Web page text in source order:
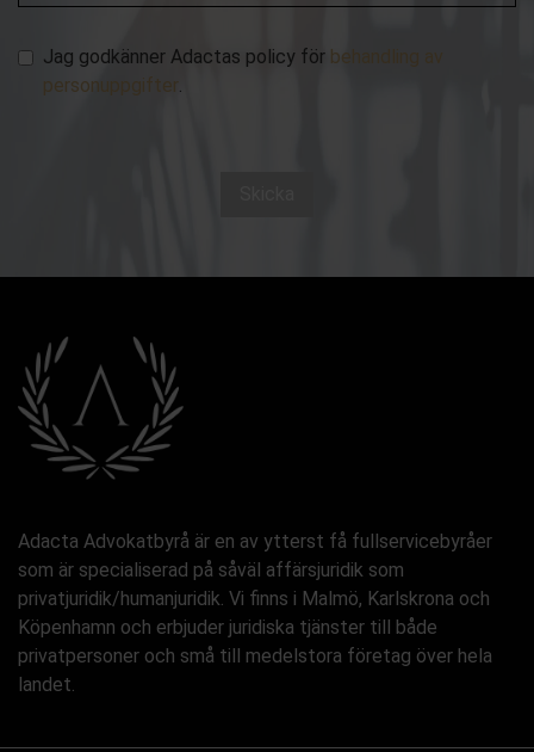
Jag godkänner Adactas policy för behandling av
personuppgifter .
Adacta Advokatbyrå är en av ytterst få fullservicebyråer
som är specialiserad på såväl affärsjuridik som
privatjuridik/humanjuridik. Vi finns i Malmö, Karlskrona och
Köpenhamn och erbjuder juridiska tjänster till både
privatpersoner och små till medelstora företag över hela
landet.